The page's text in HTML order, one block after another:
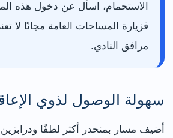
الاستحمام، اسأل عن دخول هذه
فزيارة المساحات العامة مجانًا لا
مرافق النادي.
سهولة الوصول لذوي
أضيف مسار بمنحدر أكثر لطفًا